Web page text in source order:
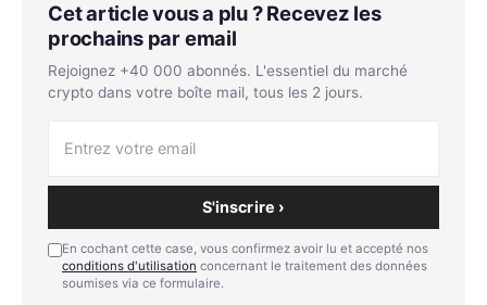
Cet article vous a plu ? Recevez les
prochains par email
Rejoignez +40 000 abonnés. L'essentiel du marché
crypto dans votre boîte mail, tous les 2 jours.
S'inscrire ›
En cochant cette case, vous confirmez avoir lu et accepté nos
conditions d'utilisation concernant le traitement des données
soumises via ce formulaire.